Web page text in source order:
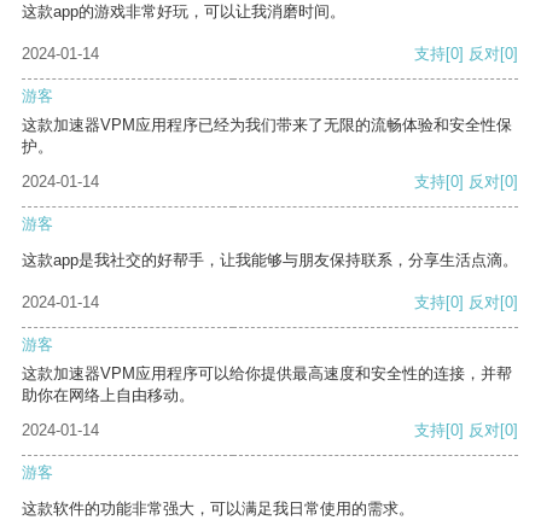
这款app的游戏非常好玩，可以让我消磨时间。
2024-01-14 支持[0] 反对[0]
游客
这款加速器VPM应用程序已经为我们带来了无限的流畅体验和安全性保
护。
2024-01-14
支持[0] 反对[0]
游客
这款app是我社交的好帮手，让我能够与朋友保持联系，分享生活点滴。
2024-01-14 支持[0] 反对[0]
游客
这款加速器VPM应用程序可以给你提供最高速度和安全性的连接，并帮
助你在网络上自由移动。
2024-01-14
支持[0] 反对[0]
游客
这款软件的功能非常强大，可以满足我日常使用的需求。